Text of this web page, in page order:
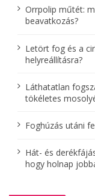
Orrpolip műtét:
beavatkozás?
Letört fog és a
helyreállításra?
Láthatatlan
tökéletes
Foghúzás utáni
Hát- és
hogy holnap